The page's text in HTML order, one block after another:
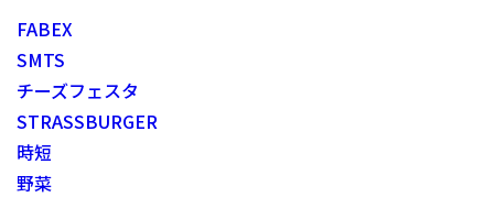
FABEX
SMTS
チーズフェスタ
STRASSBURGER
時短
野菜